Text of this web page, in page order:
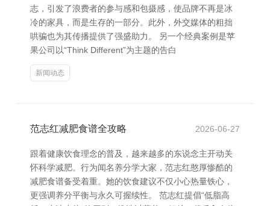
志，引发了浪费者的参与感和包摄感，使品牌不再是冰
冷的家具，而是生存的一部分。此外，外交媒体的粗拙
哄骗也为其传播提供了强盛助力。 另一个经典案例是苹
果公司以“Think Different”为主题的告白
新闻动态
范志红减肥食谱全攻略 2026-06-27
跟着健康饮食理念的普及，越来越多的东说念主开动关
怀科学减肥。行为闻名养分学大家，范志红憨厚惨酷的
减肥食谱备受着重。她的饮食建议不仅小心热量铁心，
更强调养分平衡与永久可握续性。 范志红提倡“低脂高